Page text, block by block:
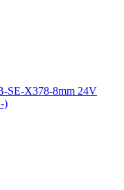
SE-X378-8mm 24V
)